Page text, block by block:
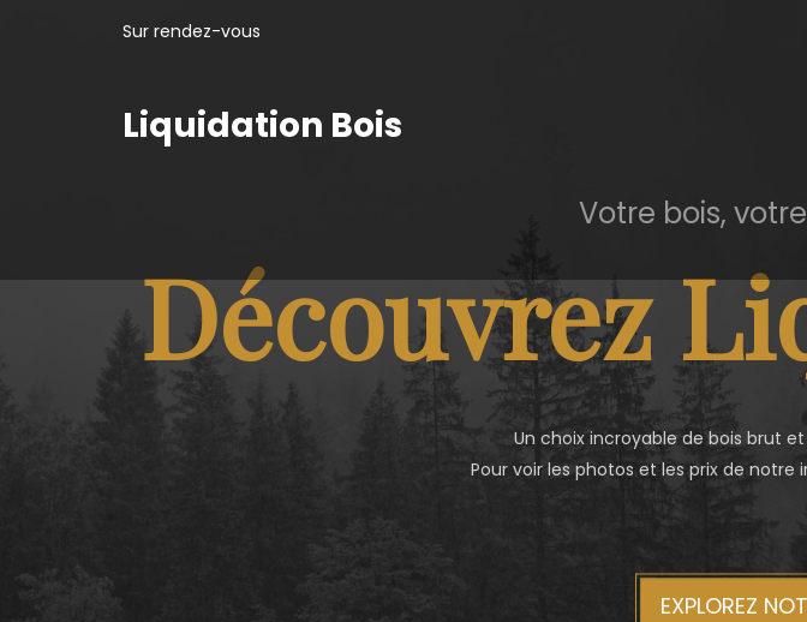
Sur rendez-vous
Liquidation Bois
Votre bois,
Découvrez
Un choix incroyable de bois brut
Pour voir les photos et les prix de
EXPLOREZ